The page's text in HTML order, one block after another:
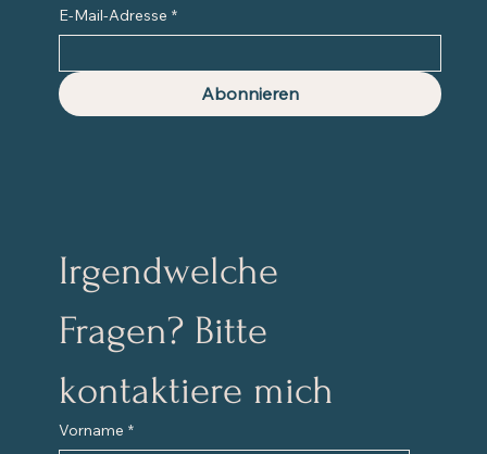
Irgendwelche
Fragen? Bitte
kontaktiere mich
Vorname *
E-Mail-Adresse *
Abonnieren